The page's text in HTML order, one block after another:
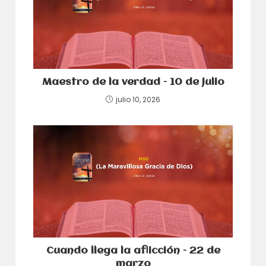
Maestro de la verdad – 10 de julio
julio 10, 2026
Cuando llega la aflicción – 22 de
marzo